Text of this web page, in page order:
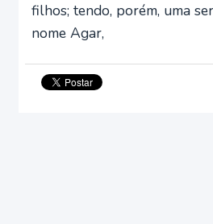
filhos; tendo, porém, uma
nome Agar,